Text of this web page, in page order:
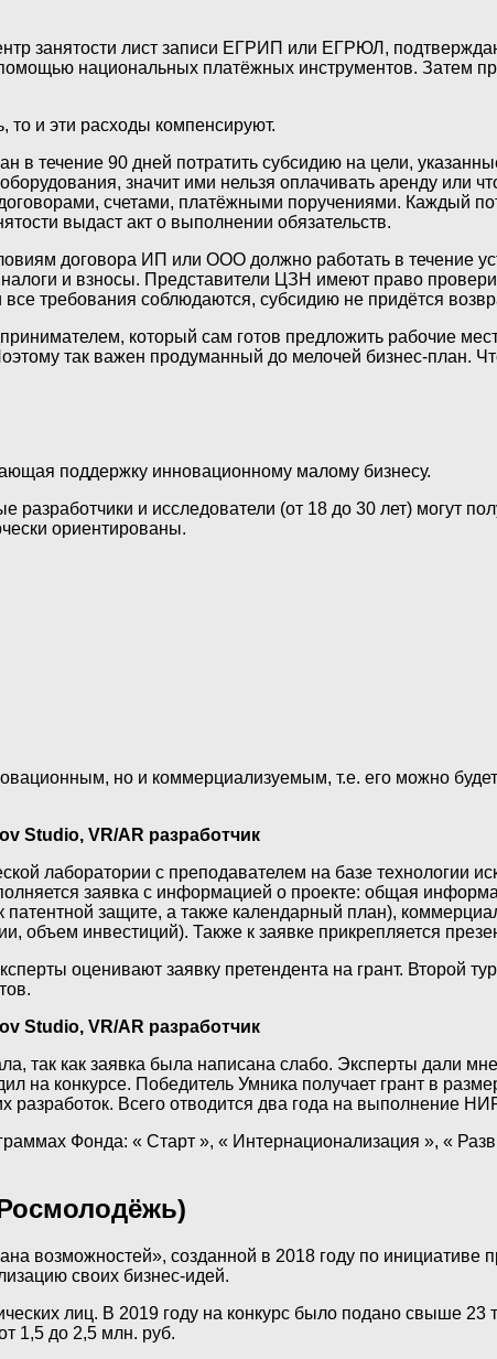
занятости лист записи ЕГРИП или ЕГРЮЛ,
национальных платёжных инструментов. Затем
то и эти расходы компенсируют.
в течение 90 дней потратить субсидию на цели,
значит ими нельзя оплачивать аренду или
счетами, платёжными поручениями. Каждый
выдаст акт о выполнении обязательств.
договора ИП или ООО должно работать в течение
и взносы. Представители ЦЗН имеют право
требования соблюдаются, субсидию не придётся
который сам готов предложить рабочие
так важен продуманный до мелочей бизнес-план.
поддержку инновационному малому бизнесу.
и исследователи (от 18 до 30 лет) могут
ориентированы.
но и коммерциализуемым, т.е. его можно
Studio, VR/AR разработчик
лаборатории с преподавателем на базе технологии
заявка с информацией о проекте: общая
защите, а также календарный план),
объем инвестиций). Также к заявке прикрепляется
оценивают заявку претендента на грант. Второй
Studio, VR/AR разработчик
так как заявка была написана слабо. Эксперты дали
на конкурсе. Победитель Умника получает грант в
разработок. Всего отводится два года на выполнение
Фонда: « Старт », « Интернационализация », «
возможностей», созданной в 2018 году по инициативе
своих бизнес-идей.
лиц. В 2019 году на конкурс было подано свыше 23
1,5 до 2,5 млн. руб.